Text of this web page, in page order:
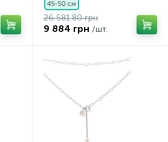
45-50 см
26 581.80 грн
9 884 грн /шт.